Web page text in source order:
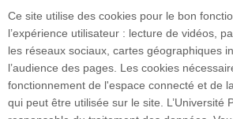
Plan du site
Ce site utilise des cookies pour le bon
l’expérience utilisateur : lecture de vidéos,
les réseaux sociaux, cartes géographiques
l’audience des pages. Les cookies
fonctionnement de l'espace connecté et de
qui peut être utilisée sur le site. L’Université